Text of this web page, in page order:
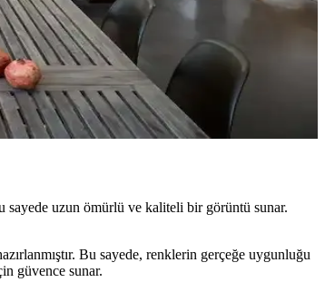
tartışmaları da dikkat çekiyor.
atmosferini ve dış görünümünü güçlendirir.
sayede uzun ömürlü ve kaliteli bir görüntü sunar.
Bu sayede, renklerin gerçeğe uygunluğu
güvence sunar.